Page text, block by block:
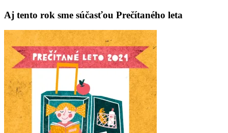
Aj tento rok sme súčasťou Prečítaného leta